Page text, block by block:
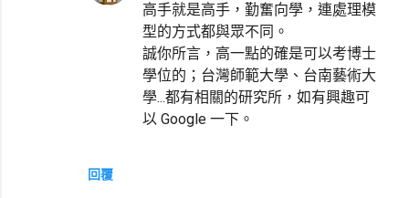
回覆
高手就是高手，勤奮向學，連處理模
型的方式都與眾不同。
誠你所言，高一點的確是可以考博士
學位的；台灣師範大學、台南藝術大
學...都有相關的研究所，如有興趣可
以 Google 一下。